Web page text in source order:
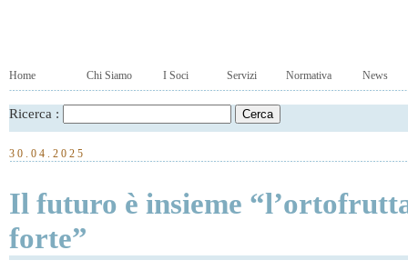
Home Chi Siamo I Soci Servizi Normativa News
Ricerca :
30.04.2025
Il futuro è insieme
forte”